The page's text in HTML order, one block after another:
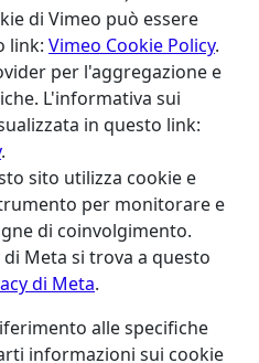
di Vimeo può essere
link: Vimeo Cookie Policy.
per l'aggregazione e
L'informativa sui
in questo link:
.
sito utilizza cookie e
per monitorare e
di coinvolgimento.
Meta si trova a questo
di Meta.
alle specifiche
informazioni sui cookie